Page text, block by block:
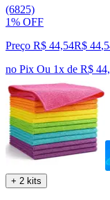
(6825)
1% OFF
Preço R$ 44,54R$ 44,
no Pix Ou 1x de R$
+ 2 kits